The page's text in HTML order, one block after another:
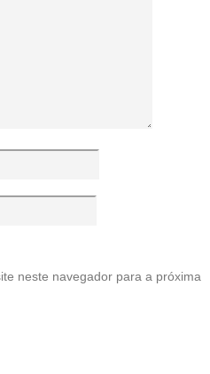
neste navegador para a próxima